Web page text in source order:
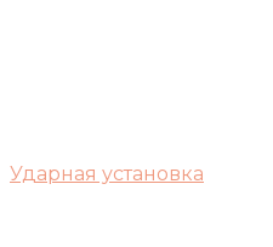
Ударная установка